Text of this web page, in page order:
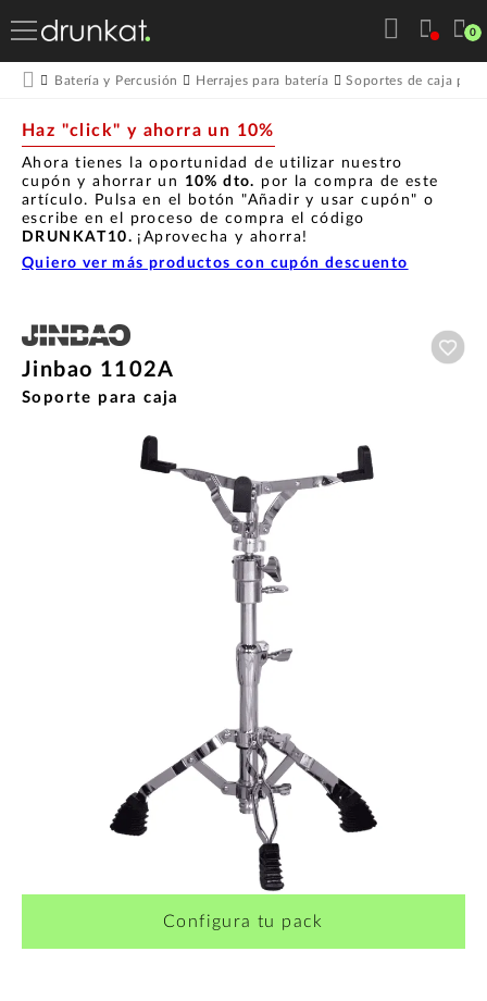
0
Batería y Percusión Herrajes para batería Soportes de caja
Haz "click" y ahorra un 10%
Ahora tienes la oportunidad de utilizar nuestro
cupón y ahorrar un 10% dto. por la compra de este
artículo. Pulsa en el botón "Añadir y usar cupón" o
escribe en el proceso de compra el código
DRUNKAT10. ¡Aprovecha y ahorra!
Quiero ver más productos con cupón descuento
Jinbao 1102A
Soporte para caja
Configura tu pack